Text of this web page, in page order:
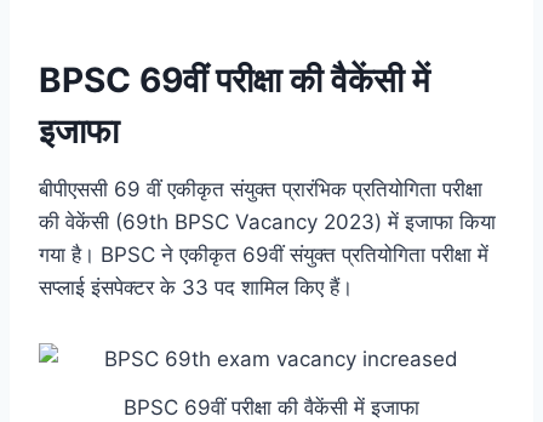
BPSC 69वीं परीक्षा की वैकेंसी में
इजाफा
बीपीएससी 69 वीं एकीकृत संयुक्त प्रारंभिक प्रतियोगिता परीक्षा
की वेकेंसी (69th BPSC Vacancy 2023) में इजाफा किया
गया है। BPSC ने एकीकृत 69वीं संयुक्त प्रतियोगिता परीक्षा में
सप्लाई इंसपेक्टर के 33 पद शामिल किए हैं।
BPSC 69वीं परीक्षा की वैकेंसी में इजाफा